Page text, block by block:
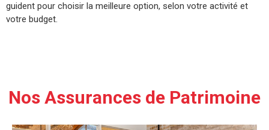
guident pour choisir la meilleure option, selon votre activité et
votre budget.
Nos Assurances de Patrimoine